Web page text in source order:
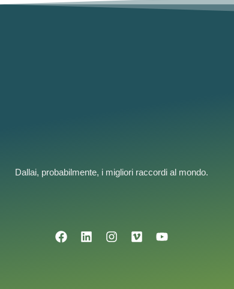
Dallai, probabilmente, i migliori raccordi al mondo.